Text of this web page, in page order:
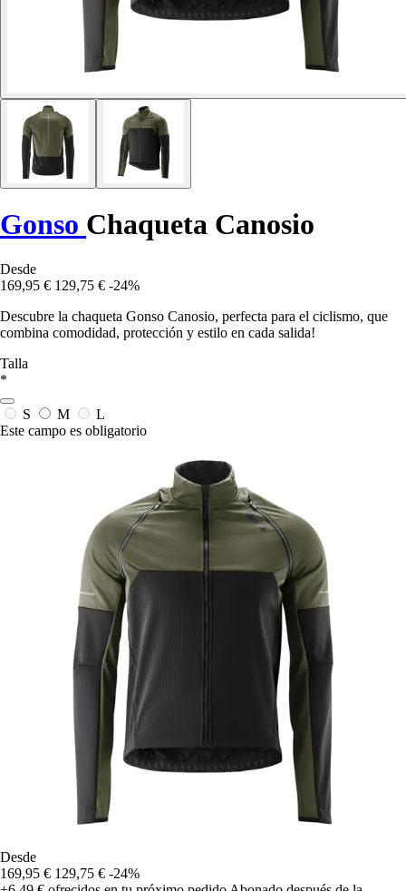
Gonso Chaqueta Canosio
Desde
169,95 € 129,75 € -24%
Descubre la chaqueta Gonso Canosio, perfecta para el ciclismo, que
combina comodidad, protección y estilo en cada salida!
Talla
*
S M
L
Este campo es obligatorio
Desde
169,95 € 129,75 € -24%